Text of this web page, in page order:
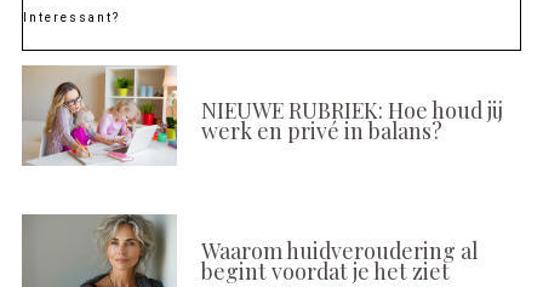
Interessant?
NIEUWE RUBRIEK: Hoe houd jij
werk en privé in balans?
Waarom huidveroudering al
begint voordat je het ziet